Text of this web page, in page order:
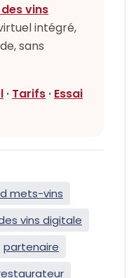
vins
intégré,
sans
· Tarifs · Essai
mets-vins
vins digitale
partenaire